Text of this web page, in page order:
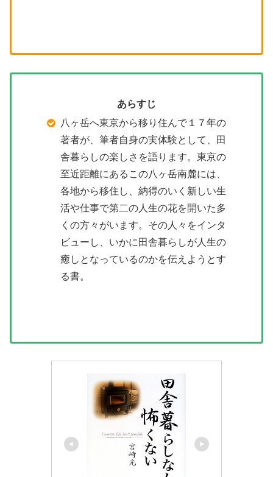
あらすじ
八ヶ岳へ東京から移り住んで１７年の
著者が、筆者自身の実体験として、田
舎暮らしの楽しさを語ります。東京の
至近距離にあるこの八ヶ岳南麓には、
各地から移住し、納得のいく新しい生
活や仕事で第二の人生の花を開いた多
くの方々がいます。その人々をインタ
ビューし、いかに田舎暮らしが人生の
癒しとなっているのかを伝えようとす
る書。